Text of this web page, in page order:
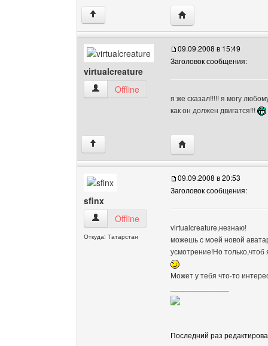
↑ Посетить сайт
virtualcreature
virtualcreature Посмотреть профиль
Offline
09.09.2008 в 15:49
Заголовок сообщения:
я же сказал!!!!! я могу
как он должен двигатся!!!
↑ Посетить сайт
sfinx
sfinx Посмотреть профиль
Offline
Откуда: Татарстан
09.09.2008 в 20:53
Заголовок сообщения:
virtualcreature,незнаю!
можешь с моей новой
усмотрение!Но
Может у тебя что-то
Последний раз